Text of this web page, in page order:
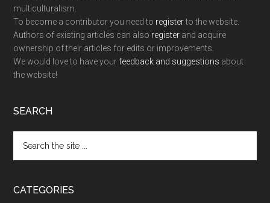
multiculturalism.
To become a contributor you need to registerto the website.
Authors of existing articles can also register and acquire
ownership of their articles for edits or improvements.
We would love to have your feedback and suggestions about
the website!
SEARCH
the
CATEGORIES